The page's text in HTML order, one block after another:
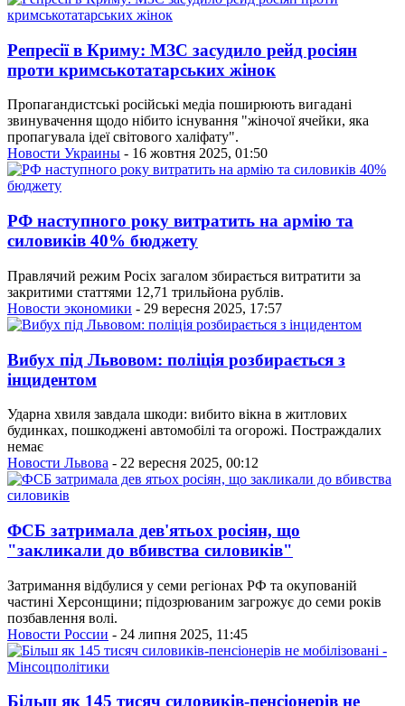
Репресії в Криму: МЗС засудило рейд росіян
проти кримськотатарських жінок
Пропагандистські російські медіа поширюють вигадані
звинувачення щодо нібито існування "жіночої ячейки, яка
пропагувала ідеї світового халіфату".
Новости Украины - 16 жовтня 2025, 01:50
РФ наступного року витратить на армію та
силовиків 40% бюджету
Правлячий режим Росіх загалом збирається витратити за
закритими статтями 12,71 трильйона рублів.
Новости экономики - 29 вересня 2025, 17:57
Вибух під Львовом: поліція розбирається з
інцидентом
Ударна хвиля завдала шкоди: вибито вікна в житлових
будинках, пошкоджені автомобілі та огорожі. Постраждалих
немає
Новости Львова - 22 вересня 2025, 00:12
ФСБ затримала дев'ятьох росіян, що
"закликали до вбивства силовиків"
Затримання відбулися у семи регіонах РФ та окупованій
частині Херсонщини; підозрюваним загрожує до семи років
позбавлення волі.
Новости России - 24 липня 2025, 11:45
Більш як 145 тисяч силовиків-пенсіонерів не